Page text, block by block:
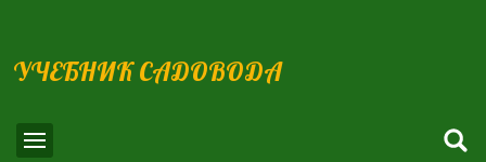
УЧЕБНИК САДОВОДА